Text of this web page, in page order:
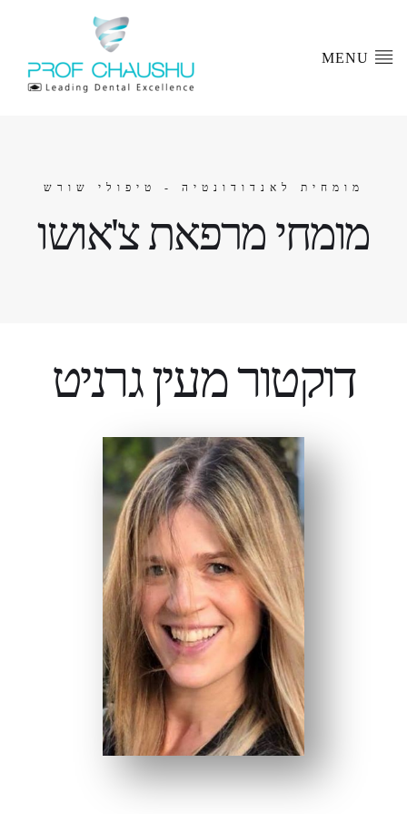
MENU
מומחית לאנדודונטיה - טיפולי שורש
מומחי מרפאת צ'אושו
דוקטור מעין גרניט